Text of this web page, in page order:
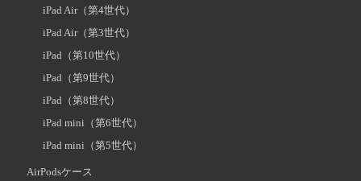
iPad Air（第4世代）
iPad Air（第3世代）
iPad（第10世代）
iPad（第9世代）
iPad（第8世代）
iPad mini（第6世代）
iPad mini（第5世代）
AirPodsケース